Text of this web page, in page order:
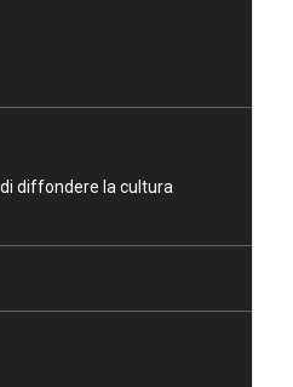
diffondere la cultura